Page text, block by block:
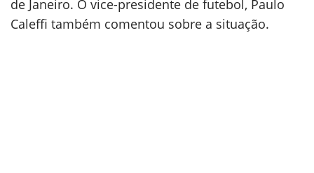
de Janeiro. O vice-presidente de futebol, Paulo
Caleffi também comentou sobre a situação.